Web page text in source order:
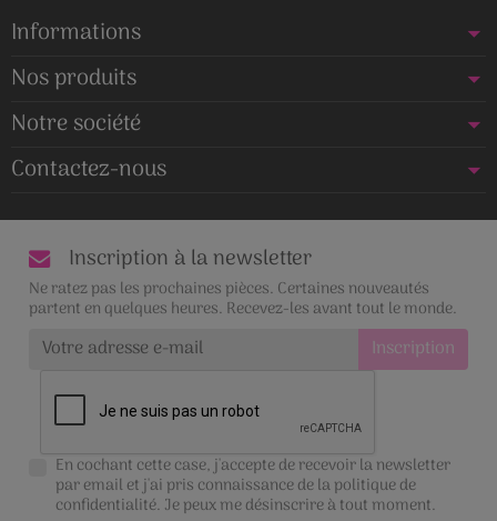
Informations
Nos produits
Notre société
Contactez-nous
Inscription à la newsletter
Ne ratez pas les prochaines pièces. Certaines nouveautés
partent en quelques heures. Recevez-les avant tout le monde.
En cochant cette case, j'accepte de recevoir la newsletter
par email et j'ai pris connaissance de lapolitique de
confidentialité. Je peux me désinscrire à tout moment.